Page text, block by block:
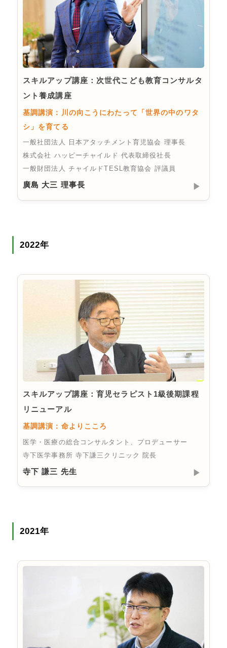
スキルアップ講座：次世代こども教育コンサルタ
ント養成講座
基調講演：川の向こうにわたって「世界の中のワタ
シ」を育てる
一般社団法人 日本アタッチメント育児協会 理事長
株式会社 ハッピーチャイルド 代表取締役社長
一般財団法人 チャイルドTESL教育協会 評議員
廣島 大三 理事長 ▶︎
2022年
スキルアップ講座：育児セラピスト1級後期課程
リニューアル
基調講演：命よりこころ
医学・医療の総合コンサルタント、プロデューサー
寺下医学事務所 寺下謙三クリニック 院長
寺下 謙三 先生 ▶︎
2021年